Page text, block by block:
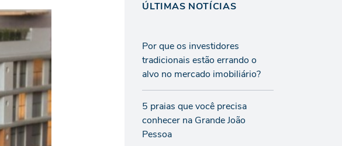
ÚLTIMAS NOTÍCIAS
Por que os investidores
tradicionais estão errando o
alvo no mercado imobiliário?
5 praias que você precisa
conhecer na Grande João
Pessoa